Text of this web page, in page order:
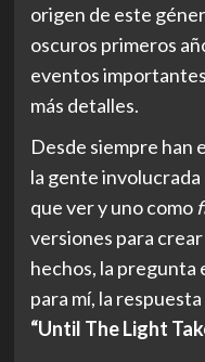
origen de este
oscuros primeros
eventos
más detalles.
Desde siempre han
la gente
que ver y uno como
versiones para
hechos, la pregunta
para mí, la
“Until The Light